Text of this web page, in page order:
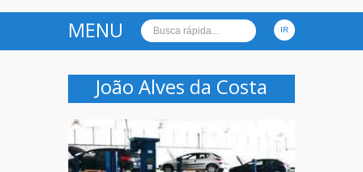
MENU
João Alves da Costa